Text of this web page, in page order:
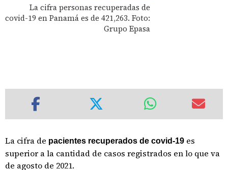
La cifra personas recuperadas de
covid-19 en Panamá es de 421,263. Foto:
Grupo Epasa
La cifra de pacientes recuperados de covid-19 es
superior a la cantidad de casos registrados en lo que va
de agosto de 2021.